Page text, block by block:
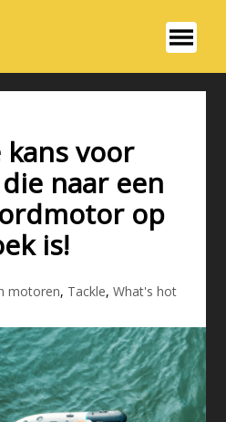
kans voor
naar een
op
is!
motoren, Tackle, What's hot